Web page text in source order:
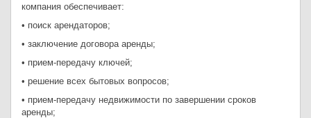
компания обеспечивает:
• поиск арендаторов;
• заключение договора аренды;
• прием-передачу ключей;
• решение всех бытовых вопросов;
• прием-передачу недвижимости по завершении сроков
аренды;